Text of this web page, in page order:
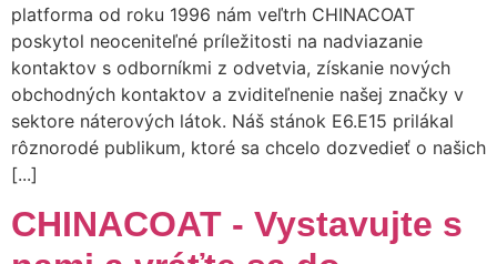
platforma od roku 1996 nám veľtrh CHINACOAT
poskytol neoceniteľné príležitosti na nadviazanie
kontaktov s odborníkmi z odvetvia, získanie nových
obchodných kontaktov a zviditeľnenie našej značky v
sektore náterových látok. Náš stánok E6.E15 prilákal
rôznorodé publikum, ktoré sa chcelo dozvedieť o našich
[...]
CHINACOAT - Vystavujte s